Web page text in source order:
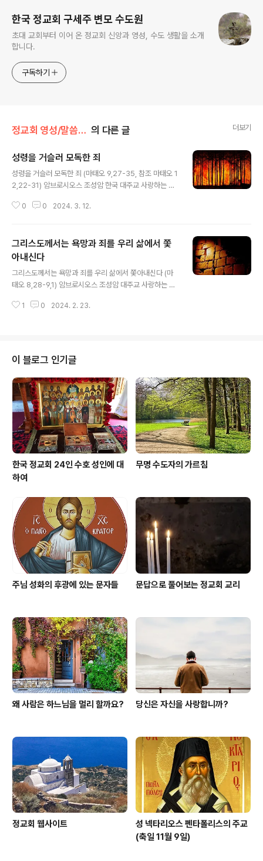
한국 정교회 구세주 변모 수도원
초대 교회부터 이어 온 정교회 신앙과 영성, 수도 생활을 소개
합니다.
구독하기
정교회 영성/말씀과 함께 의 다른 글 더보기
성령을 거슬러 모독한 죄
성령을 거슬러 모독한 죄 (마태오 9,27-35, 참조 마태오 1
2,22-31) 암브로시오스 조성암 한국 대주교 사랑하는 형
죄입니까?”라고 물어본다면, 또 “용서되지 않는 죄가 있습
지 중요한 질문에 우리의 생각만으로 대답하려고 하지 말
아야 한다는 점입니다. 왜냐하면 이에 대한 대답은 그리스
도께서 직접 주시기 때문입니다. 주님께서는 이 두 가지 질
문에 대해 “용서되지 않는 죄가 있다”라고 대답하시고 “성
령을 거슬러 모독한 죄”가 바로 그것이라고 말씀하셨습니
다.(마태오 12,31-32 참조) 그러면 이것이 어떤 죄인지,
0 0 2024. 3. 12.
그리스도께서는 욕망과 죄를 우리 삶에서 쫓
아내신다
그리스도께서는 욕망과 죄를 우리 삶에서 쫓아내신다 (마
태오 8,28-9,1) 암브로시오스 조성암 대주교 사랑하는 형
인상 깊게 보았습니다. 하나는 마귀 들린 사람들에 대한 그
(야고보 2:19). 하지만 이것이 그들이 구원을 받는 데 충분
한 것은 아닙니다. 다른 것이 필요한데, 그것은 바로 회개입
니다. 하지만 사탄은 회개를 하지 않을 것입니다. 오히려,
계속해서 사람들을 해하고, 나쁜 일을 멈추지 않을 것입니
다. 만약 사탄도 회개를 한다면 구원을 얻게 될 것입니다.
가다라 지방의 마귀들은..
1 0 2024. 2. 23.
이 블로그 인기글
한국 정교회 24인 수호 성인에 대
하여
무명 수도자의 가르침
주님 성화의 후광에 있는 문자들 문답으로 풀어보는 정교회 교리
왜 사람은 하느님을 멀리 할까요? 당신은 자신을 사랑합니까?
정교회 웹사이트
성 넥타리오스 펜타폴리스의 주교
(축일 11월 9일)